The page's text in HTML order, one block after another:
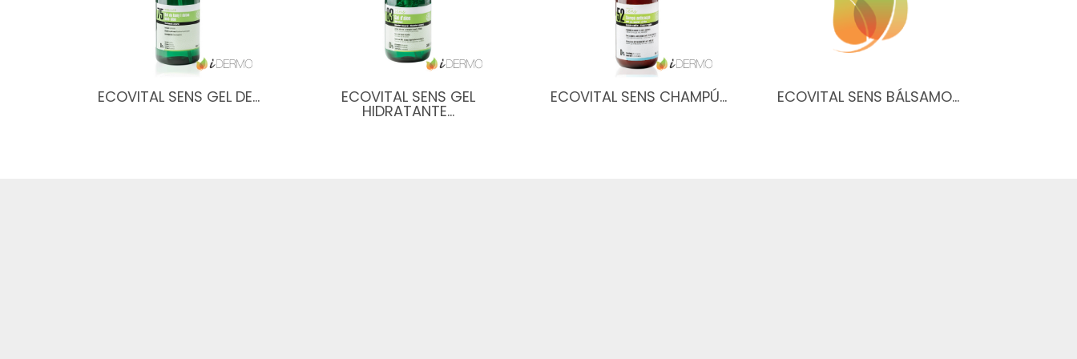
ECOVITAL SENS GEL DE… ECOVITAL SENS GEL
HIDRATANTE…
ECOVITAL SENS CHAMPÚ… ECOVITAL SENS BÁLSAMO…